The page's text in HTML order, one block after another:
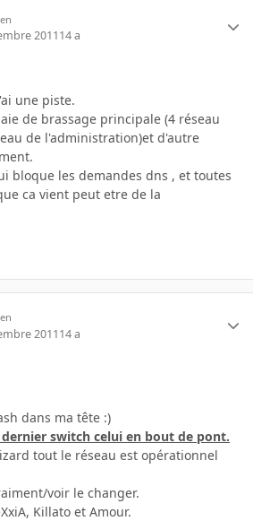
201114 a
une piste.
de brassage principale (4 réseau
de l'administration)et d'autre
bloque les demandes dns , et toutes
ca vient peut etre de la
201114 a
dans ma tête :)
switch celui en bout de pont.
tout le réseau est opérationnel
voir le changer.
Killato et Amour.